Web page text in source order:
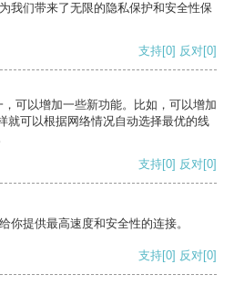
我们带来了无限的隐私保护和安全性保
支持[0] 反对[0]
可以增加一些新功能。比如，可以增加
就可以根据网络情况自动选择最优的线
支持[0] 反对[0]
你提供最高速度和安全性的连接。
支持[0] 反对[0]